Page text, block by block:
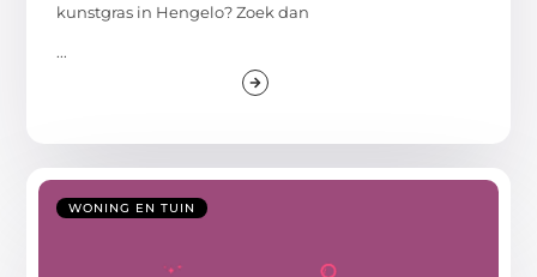
kunstgras in Hengelo? Zoek dan
...
WONING EN TUIN